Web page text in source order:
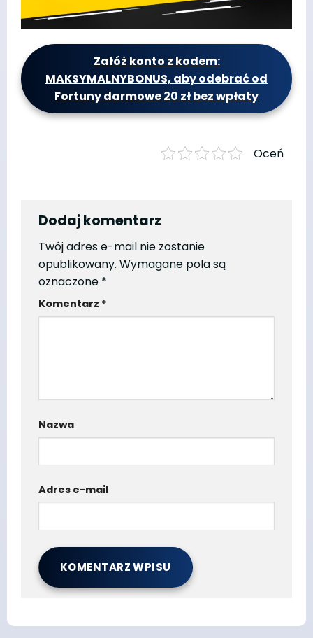
Załóż konto z kodem:
MAKSYMALNYBONUS, aby odebrać od
Fortuny darmowe 20 zł bez wpłaty
Oceń
Dodaj komentarz
Twój adres e-mail nie zostanie
opublikowany. Wymagane pola są
oznaczone *
Komentarz *
Nazwa
Adres e-mail